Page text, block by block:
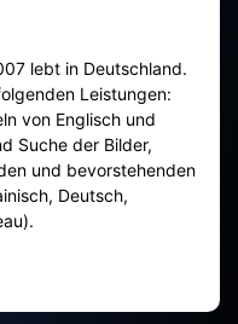
lebt in Deutschland.
Leistungen:
von Englisch und
Suche der Bilder,
und bevorstehenden
Deutsch,